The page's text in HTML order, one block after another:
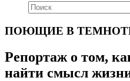
ПОЮЩИЕ В
Репортаж о том,
найти смысл